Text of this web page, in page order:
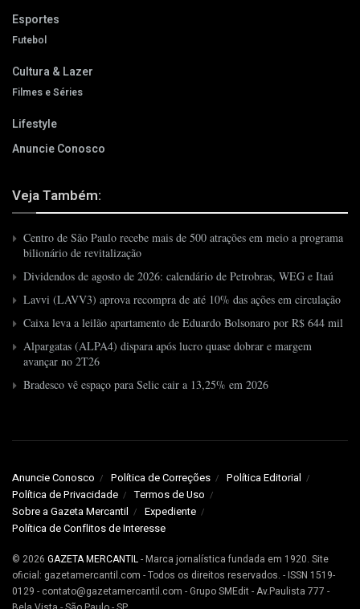
Esportes
Futebol
Cultura & Lazer
Filmes e Séries
Lifestyle
Anuncie Conosco
Veja Também:
Centro de São Paulo recebe mais de 500 atrações em meio a programa
bilionário de revitalização
Dividendos de agosto de 2026: calendário de Petrobras, WEG e Itaú
Lavvi (LAVV3) aprova recompra de até 10% das ações em circulação
Caixa leva a leilão apartamento de Eduardo Bolsonaro por R$ 644 mil
Alpargatas (ALPA4) dispara após lucro quase dobrar e margem
avançar no 2T26
Bradesco vê espaço para Selic cair a 13,25% em 2026
Anuncie Conosco Política de Correções
Política Editorial
Política de Privacidade
Termos de Uso
Sobre a Gazeta Mercantil
Expediente
Política de Conflitos de Interesse
© 2026 GAZETA MERCANTIL- Marca jornalística fundada em 1920. Site
oficial: gazetamercantil.com - Todos os direitos reservados. - ISSN 1519-
0129 - contato@gazetamercantil.com - Grupo SMEdit - Av.Paulista 777 -